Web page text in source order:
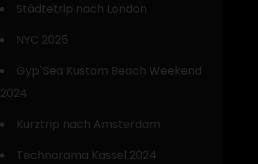
Städtetrip nach London
NYC 2025
Gyp`Sea Kustom Beach Weekend
2024
Kurztrip nach Amsterdam
Technorama Kassel 2024